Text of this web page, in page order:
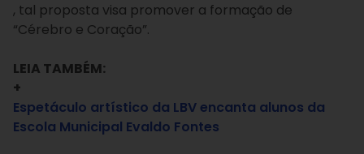
, tal proposta visa promover a formação de
“Cérebro e Coração”.
LEIA TAMBÉM:
+
Espetáculo artístico da LBV encanta alunos da
Escola Municipal Evaldo Fontes